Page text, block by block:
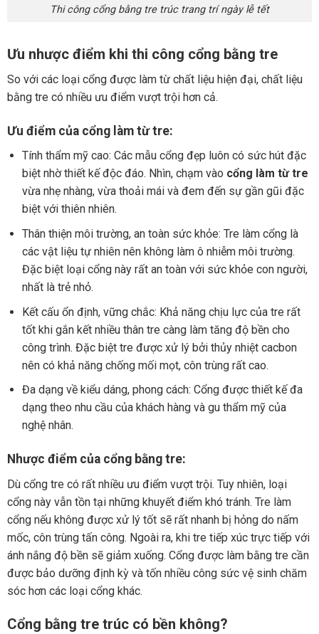
Thi công cổng bằng tre trúc trang trí ngày lễ tết
Ưu nhược điểm khi thi công cổng bằng tre
So với các loại cổng được làm từ chất liệu hiện đại, chất liệu
bằng tre có nhiều ưu điểm vượt trội hơn cả.
Ưu điểm của cổng làm từ tre:
Tính thẩm mỹ cao: Các mẫu cổng đẹp luôn có sức hút đặc
biệt nhờ thiết kế độc đáo. Nhìn, chạm vào cổng làm từ tre
vừa nhẹ nhàng, vừa thoải mái và đem đến sự gần gũi đặc
biệt với thiên nhiên.
Thân thiện môi trường, an toàn sức khỏe: Tre làm cổng là
các vật liệu tự nhiên nên không làm ô nhiễm môi trường.
Đặc biệt loại cổng này rất an toàn với sức khỏe con người,
nhất là trẻ nhỏ.
Kết cấu ổn định, vững chắc: Khả năng chịu lực của tre rất
tốt khi gắn kết nhiều thân tre càng làm tăng độ bền cho
công trình. Đặc biệt tre được xử lý bởi thủy nhiệt cacbon
nên có khả năng chống mối mọt, côn trùng rất cao.
Đa dạng về kiểu dáng, phong cách: Cổng được thiết kế đa
dạng theo nhu cầu của khách hàng và gu thẩm mỹ của
nghệ nhân.
Nhược điểm của cổng bằng tre:
Dù cổng tre có rất nhiều ưu điểm vượt trội. Tuy nhiên, loại
cổng này vẫn tồn tại những khuyết điểm khó tránh. Tre làm
cổng nếu không được xử lý tốt sẽ rất nhanh bị hỏng do nấm
mốc, côn trùng tấn công. Ngoài ra, khi tre tiếp xúc trực tiếp với
ánh nắng độ bền sẽ giảm xuống. Cổng được làm bằng tre cần
được bảo dưỡng định kỳ và tốn nhiều công sức vệ sinh chăm
sóc hơn các loại cổng khác.
Cổng bằng tre trúc có bền không?